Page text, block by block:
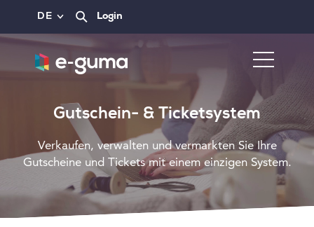
DE Login
Gutschein- & Ticketsystem
Verkaufen, verwalten und vermarkten Sie Ihre
Gutscheine und Tickets mit einem einzigen System.